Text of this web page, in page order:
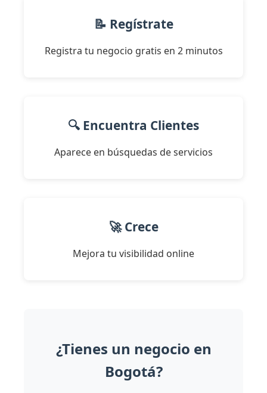
📝 Regístrate
Registra tu negocio gratis en 2 minutos
🔍 Encuentra Clientes
Aparece en búsquedas de servicios
🚀 Crece
Mejora tu visibilidad online
¿Tienes un negocio en
Bogotá?